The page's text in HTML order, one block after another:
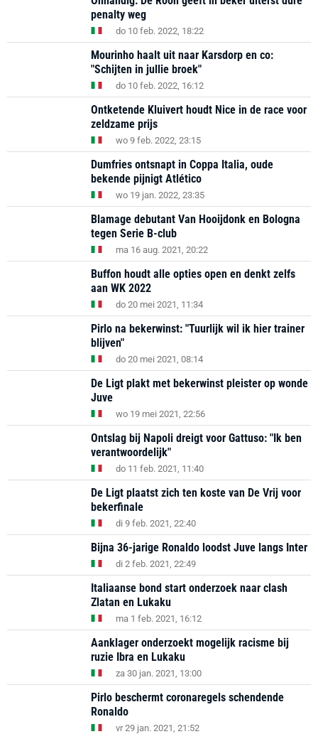
penalty weg
do 10 feb. 2022, 18:22
Mourinho haalt uit naar Karsdorp en co:
"Schijten in jullie broek"
do 10 feb. 2022, 16:12
Ontketende Kluivert houdt Nice in de race voor
zeldzame prijs
wo 9 feb. 2022, 23:15
Dumfries ontsnapt in Coppa Italia, oude
bekende pijnigt Atlético
wo 19 jan. 2022, 23:35
Blamage debutant Van Hooijdonk en Bologna
tegen Serie B-club
ma 16 aug. 2021, 20:22
Buffon houdt alle opties open en denkt zelfs
aan WK 2022
do 20 mei 2021, 11:34
Pirlo na bekerwinst: "Tuurlijk wil ik hier trainer
blijven"
do 20 mei 2021, 08:14
De Ligt plakt met bekerwinst pleister op wonde
Juve
wo 19 mei 2021, 22:56
Ontslag bij Napoli dreigt voor Gattuso: "Ik ben
verantwoordelijk"
do 11 feb. 2021, 11:40
De Ligt plaatst zich ten koste van De Vrij voor
bekerfinale
di 9 feb. 2021, 22:40
Bijna 36-jarige Ronaldo loodst Juve langs Inter
di 2 feb. 2021, 22:49
Italiaanse bond start onderzoek naar clash
Zlatan en Lukaku
ma 1 feb. 2021, 16:12
Aanklager onderzoekt mogelijk racisme bij
ruzie Ibra en Lukaku
za 30 jan. 2021, 13:00
Pirlo beschermt coronaregels schendende
Ronaldo
vr 29 jan. 2021, 21:52